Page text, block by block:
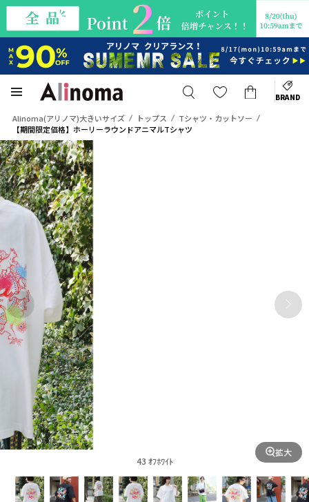
BRAND
Alinoma(アリノマ)大きいサイズ トップス
Tシャツ・カットソー
【期間限定価格】ホーリーラウンドアニマルTシャツ
43 ｵﾌﾎﾜｲﾄ
拡大